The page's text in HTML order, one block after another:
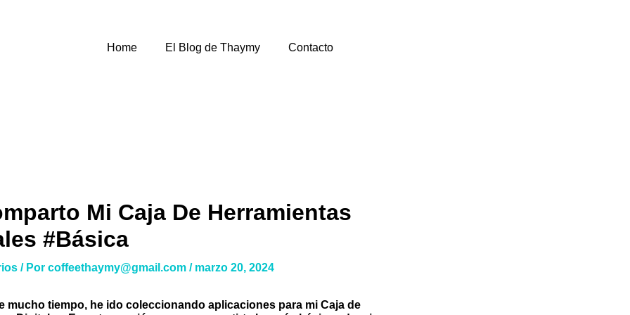
Home
El Blog de Thaymy Contacto
Mi Caja De Herramientas
#básica
/ Por coffeethaymy@gmail.com / marzo 20, 2024
mucho tiempo, he ido coleccionando aplicaciones para mi Caja de